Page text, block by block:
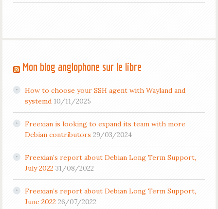
Mon blog anglophone sur le libre
How to choose your SSH agent with Wayland and
systemd 10/11/2025
Freexian is looking to expand its team with more
Debian contributors 29/03/2024
Freexian’s report about Debian Long Term Support,
July 2022 31/08/2022
Freexian’s report about Debian Long Term Support,
June 2022 26/07/2022